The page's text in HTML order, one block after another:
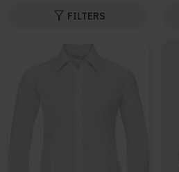
filter_alt FILTERS